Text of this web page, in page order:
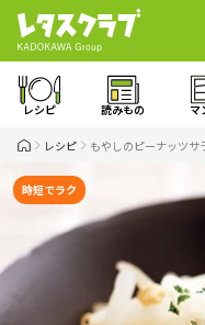
レシピ 読みもの マ
レシピ もやしのピーナッツサ
時短でラク